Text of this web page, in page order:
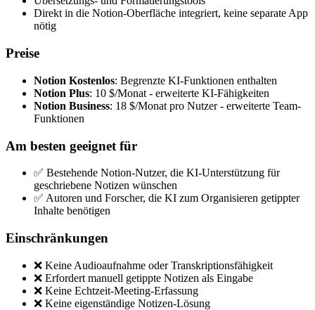
Direkt in die Notion-Oberfläche integriert, keine separate App
nötig
Preise
Notion Kostenlos: Begrenzte KI-Funktionen enthalten
Notion Plus: 10 $/Monat - erweiterte KI-Fähigkeiten
Notion Business: 18 $/Monat pro Nutzer - erweiterte Team-
Funktionen
Am besten geeignet für
✅ Bestehende Notion-Nutzer, die KI-Unterstützung für
geschriebene Notizen wünschen
✅ Autoren und Forscher, die KI zum Organisieren getippter
Inhalte benötigen
Einschränkungen
❌ Keine Audioaufnahme oder Transkriptionsfähigkeit
❌ Erfordert manuell getippte Notizen als Eingabe
❌ Keine Echtzeit-Meeting-Erfassung
❌ Keine eigenständige Notizen-Lösung